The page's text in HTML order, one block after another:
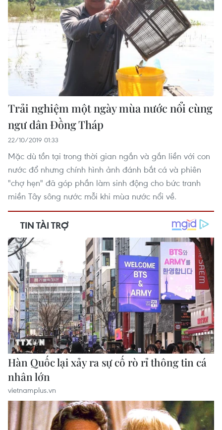
Trải nghiệm một ngày mùa nước nổi cùng
ngư dân Đồng Tháp
22/10/2019 01:33
Mặc dù tồn tại trong thời gian ngắn và gắn liền với con
nước đổ nhưng chính hình ảnh đánh bắt cá và phiên
"chợ hẹn" đã góp phần làm sinh động cho bức tranh
miền Tây sông nước mỗi khi mùa nước nổi về.